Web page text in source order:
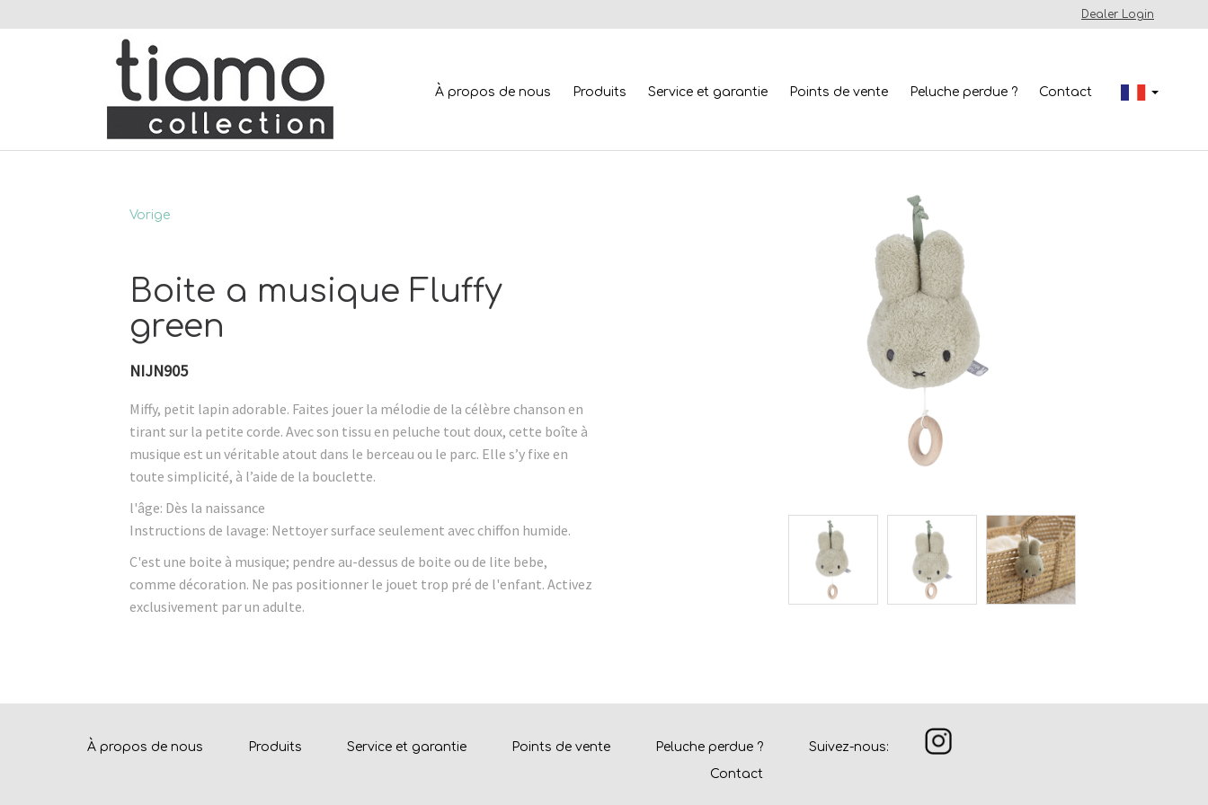
Dealer Login
À propos de nous Produits Service et garantie Points de vente Peluche perdue ? Contact
Vorige
Boite a musique Fluffy
green
NIJN905
Miffy, petit lapin adorable. Faites jouer la mélodie de la célèbre chanson en
tirant sur la petite corde. Avec son tissu en peluche tout doux, cette boîte à
musique est un véritable atout dans le berceau ou le parc. Elle s’y fixe en
toute simplicité, à l’aide de la bouclette.
l'âge: Dès la naissance
Instructions de lavage: Nettoyer surface seulement avec chiffon humide.
C'est une boite à musique; pendre au-dessus de boite ou de lite bebe,
comme décoration. Ne pas positionner le jouet trop pré de l'enfant. Activez
exclusivement par un adulte.
À propos de nous Produits Service et garantie Points de vente
Peluche perdue ?
Contact
Suivez-nous: